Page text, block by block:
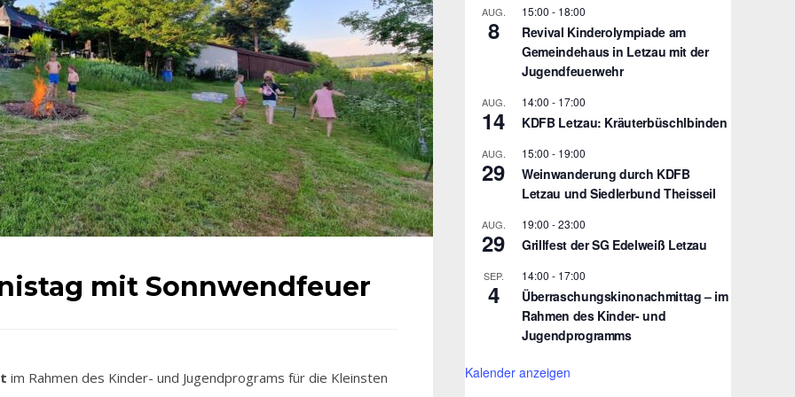
mit Sonnwendfeuer
im Rahmen des Kinder- und Jugendprograms für die Kleinsten
AUG.
8
15:00 - 18:00
Revival Kinderolympiade am
Gemeindehaus in Letzau mit der
Jugendfeuerwehr
AUG.
14
14:00 - 17:00
KDFB Letzau: Kräuterbüschlbinden
AUG.
29
15:00 - 19:00
Weinwanderung durch KDFB
Letzau und Siedlerbund Theisseil
AUG.
29
19:00 -23:00
Grillfest der SG Edelweiß Letzau
SEP.
4
14:00 - 17:00
Überraschungskinonachmittag – im
Rahmen des Kinder- und
Jugendprogramms
Kalender anzeigen